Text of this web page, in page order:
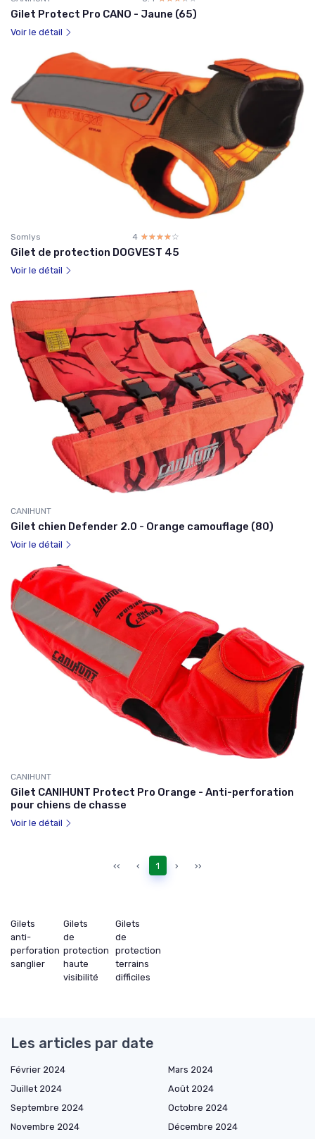
Gilet Protect Pro CANO - Jaune (65)
Voir le détail
Somlys 4 ☆☆☆☆☆
★★★★★
Gilet de protection DOGVEST 45
Voir le détail
CANIHUNT
Gilet chien Defender 2.0 - Orange camouflage (80)
Voir le détail
CANIHUNT
Gilet CANIHUNT Protect Pro Orange - Anti-perforation
pour chiens de chasse
Voir le détail
‹‹ ‹ 1 › ››
Gilets
anti-
perforation
sanglier
Gilets
de
protection
haute
visibilité
Gilets
de
protection
terrains
difficiles
Les articles par date
Février 2024
Mars 2024
Juillet 2024
Août 2024
Septembre 2024
Octobre 2024
Novembre 2024
Décembre 2024